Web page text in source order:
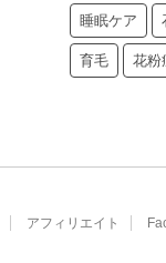
睡眠ケア
育毛 花粉
アフィリエイト